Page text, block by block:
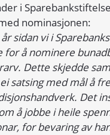
i
nominasjonen:
sidan vi i
for å nominere
Dette skjedde
satsing med mål å
Det
å jobbe i heile
for bevaring av